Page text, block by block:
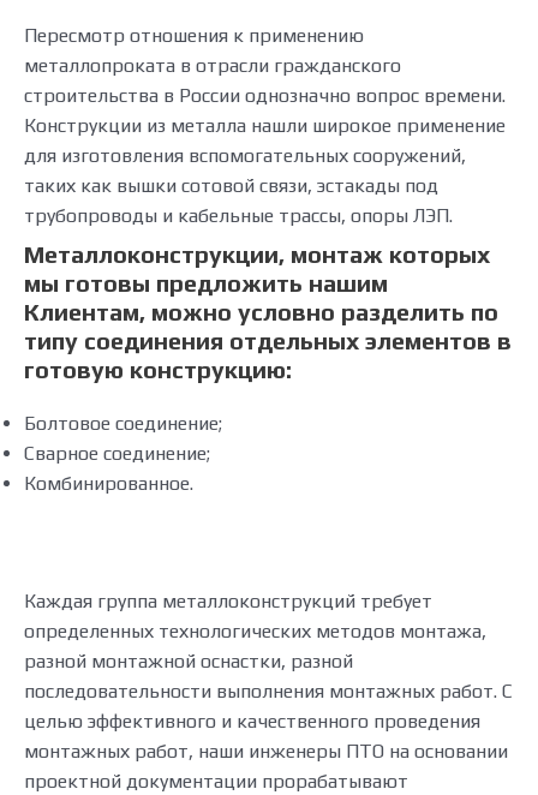
Пересмотр отношения к применению
металлопроката в отрасли гражданского
строительства в России однозначно вопрос времени.
Конструкции из металла нашли широкое применение
для изготовления вспомогательных сооружений,
таких как вышки сотовой связи, эстакады под
трубопроводы и кабельные трассы, опоры ЛЭП.
Металлоконструкции, монтаж которых
мы готовы предложить нашим
Клиентам, можно условно разделить по
типу соединения отдельных элементов в
готовую конструкцию:
Болтовое соединение;
Сварное соединение;
Комбинированное.
Каждая группа металлоконструкций требует
определенных технологических методов монтажа,
разной монтажной оснастки, разной
последовательности выполнения монтажных работ. С
целью эффективного и качественного проведения
монтажных работ, наши инженеры ПТО на основании
проектной документации прорабатывают